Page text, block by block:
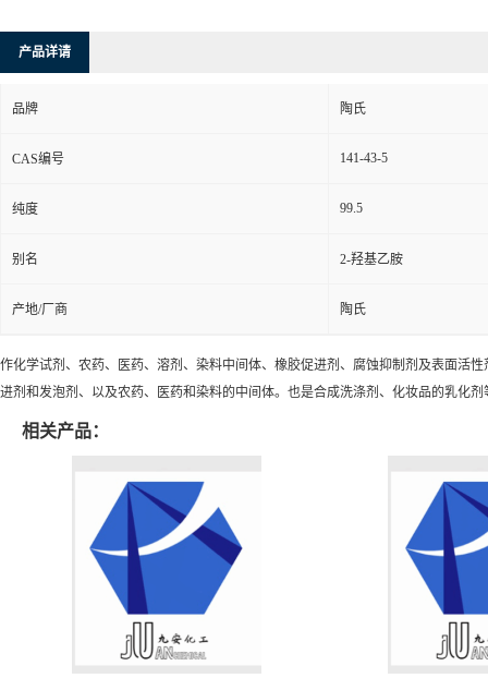
产品详请
品牌 陶氏
CAS编号 141-43-5
纯度 99.5
别名 2-羟基乙胺
产地/厂商 陶氏
作化学试剂、农药、医药、溶剂、染料中间体、橡胶促进剂、腐蚀抑制剂及表面活
进剂和发泡剂、以及农药、医药和染料的中间体。也是合成洗涤剂、化妆品的乳化
相关产品：